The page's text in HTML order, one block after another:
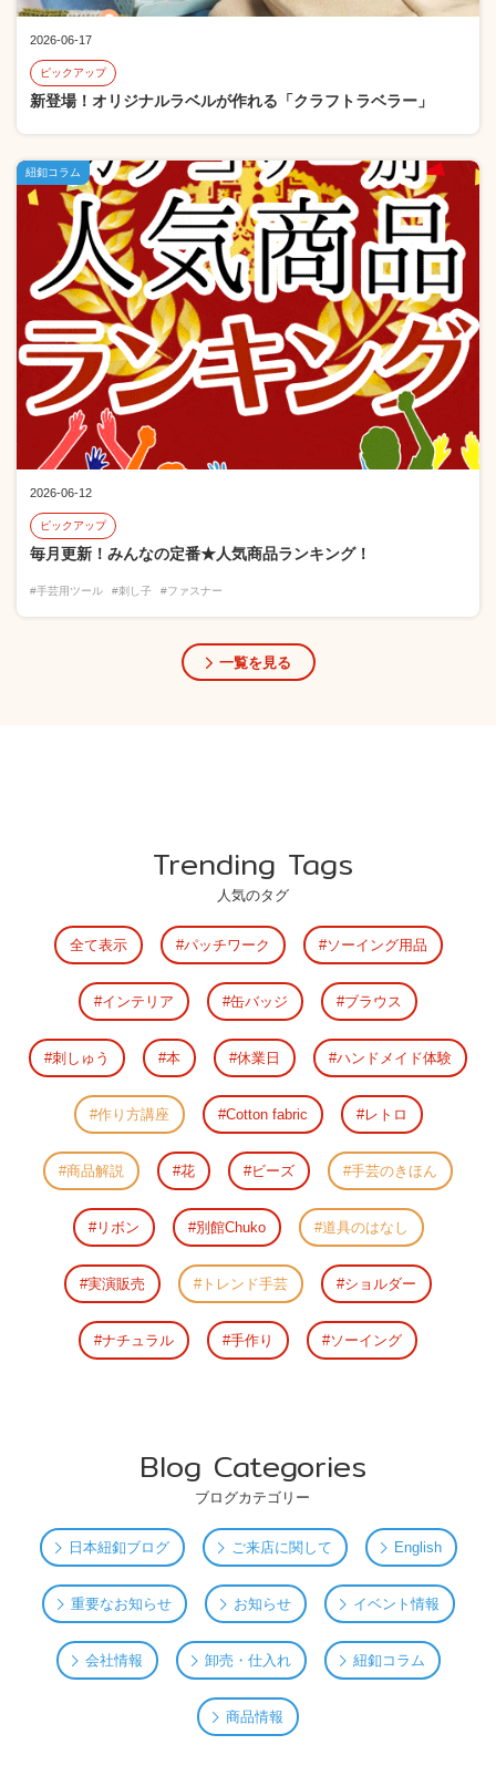
2026-06-17
ピックアップ
新登場！オリジナルラベルが作れる「クラフトラベラー」
2026-06-12
ピックアップ
毎月更新！みんなの定番★人気商品ランキング！
#手芸用ツール #刺し子 #ファスナー
紐釦コラム
一覧を見る
Trending Tags
人気のタグ
全て表示 パッチワーク ソーイング用品
インテリア 缶バッジ ブラウス
刺しゅう 本 休業日 ハンドメイド体験
作り方講座 Cotton fabric レトロ
商品解説 花 ビーズ 手芸のきほん
リボン 別館Chuko 道具のはなし
実演販売 トレンド手芸 ショルダー
ナチュラル 手作り ソーイング
Blog Categories
ブログカテゴリー
日本紐釦ブログ ご来店に関して English
重要なお知らせ お知らせ イベント情報
会社情報 卸売・仕入れ 紐釦コラム
商品情報